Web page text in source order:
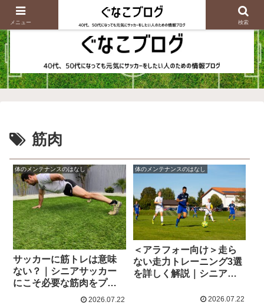
筋肉
体のメンテナンスのはなし
サッカーに筋トレは意味
ない？｜シニアサッカー
にこそ必要な筋肉をプレ
ーを交えて徹底解説！
2026.07.22
体のメンテナンスのはなし
＜アラフォー向け＞走ら
ない走力トレーニング3選
を詳しく解説｜シニアサ
2026.07.22
メニュー 検索